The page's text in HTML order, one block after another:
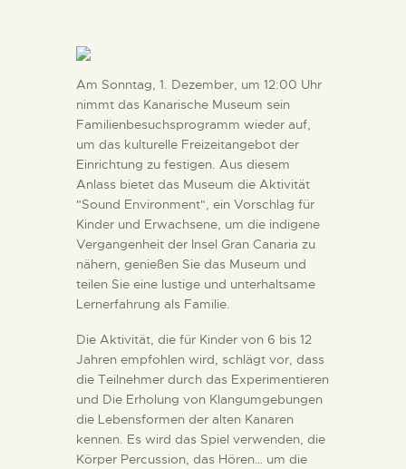
DEUTSCH
Am Sonntag, 1. Dezember, um 12:00 Uhr
nimmt das Kanarische Museum sein
Familienbesuchsprogramm wieder auf,
um das kulturelle Freizeitangebot der
Einrichtung zu festigen. Aus diesem
Anlass bietet das Museum die Aktivität
"Sound Environment", ein Vorschlag für
Kinder und Erwachsene, um die indigene
Vergangenheit der Insel Gran Canaria zu
nähern, genießen Sie das Museum und
teilen Sie eine lustige und unterhaltsame
Lernerfahrung als Familie.
Die Aktivität, die für Kinder von 6 bis 12
Jahren empfohlen wird, schlägt vor, dass
die Teilnehmer durch das Experimentieren
und Die Erholung von Klangumgebungen
die Lebensformen der alten Kanaren
kennen. Es wird das Spiel verwenden, die
Körper Percussion, das Hören… um die